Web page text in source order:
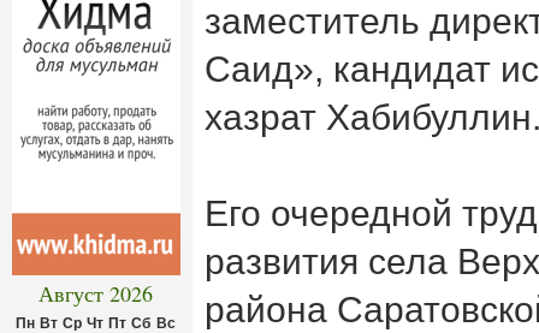
Август 2026
Пн Вт Ср Чт Пт Сб Вс
заместитель
Саид», кандидат
хазрат
Его очередной
развития села
района